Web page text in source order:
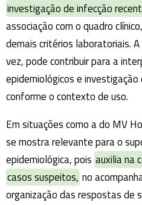
investigação de infecção
associação com o quadro
demais critérios laboratoriais.
vez, pode contribuir para a
epidemiológicos e
conforme o contexto de uso.
Em situações como a do MV
se mostra relevante para o
epidemiológica, pois auxilia na
casos suspeitos, no
organização das respostas de